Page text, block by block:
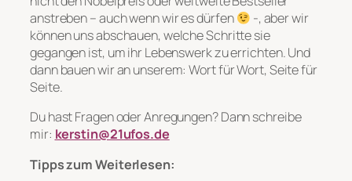
anstreben – auch wenn wir es dürfen
-, aber wir
können uns abschauen, welche Schritte sie
gegangen ist, um ihr Lebenswerk zu errichten. Und
dann bauen wir an unserem: Wort für Wort, Seite für
Seite.
Du hast Fragen oder Anregungen? Dann schreibe
mir: kerstin@21ufos.de
Tipps zum Weiterlesen: